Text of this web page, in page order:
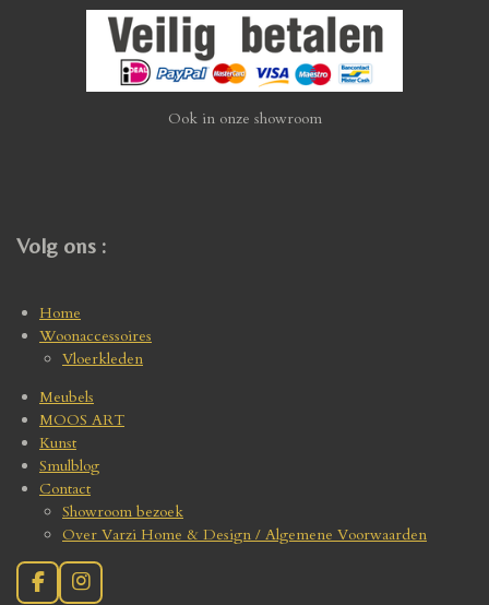
Ook in onze showroom
Volg ons :
Home
Woonaccessoires
Vloerkleden
Meubels
MOOS ART
Kunst
Smulblog
Contact
Showroom bezoek
Over Varzi Home & Design / Algemene Voorwaarden
F
I